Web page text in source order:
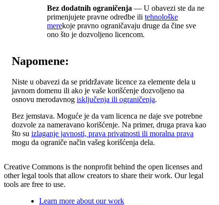
Bez dodatnih ograničenja — U obavezi ste da ne
primenjujete pravne odredbe ili tehnološke
merekoje pravno ograničavaju druge da čine sve
ono što je dozvoljeno licencom.
Napomene:
Niste u obavezi da se pridržavate licence za elemente dela u
javnom domenu ili ako je vaše korišćenje dozvoljeno na
osnovu merodavnog isključenja ili ograničenja.
Bez jemstava. Moguće je da vam licenca ne daje sve potrebne
dozvole za nameravano korišćenje. Na primer, druga prava kao
što su izlaganje javnosti, prava privatnosti ili moralna prava
mogu da ograniče način vašeg korišćenja dela.
Creative Commons is the nonprofit behind the open licenses and
other legal tools that allow creators to share their work. Our legal
tools are free to use.
Learn more about our work